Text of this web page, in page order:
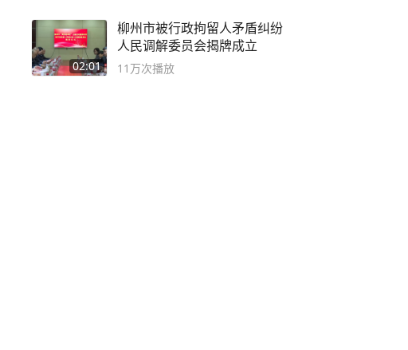
02:01
柳州市被行政拘留人矛盾纠纷
人民调解委员会揭牌成立
11万次播放